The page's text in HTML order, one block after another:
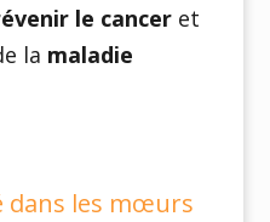
le canceret
la maladie
dans les mœurs